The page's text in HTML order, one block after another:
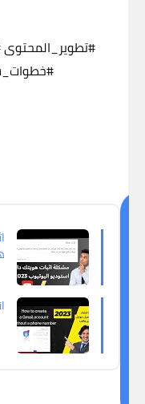
#تطوير_المحتوى